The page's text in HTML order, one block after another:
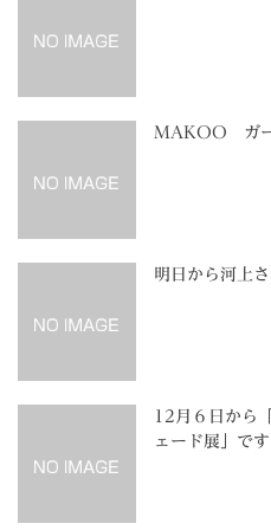
MAKOO ガー
明日から河上
12月６日から
ェード展」です